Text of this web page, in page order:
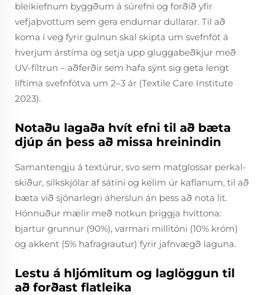
bleikiefnum byggðum á súrefni og forðið yfir
vefjaþvottum sem gera endurnar dullarar. Til að
koma í veg fyrir gulnun skal skipta um svefnföt á
hverjum árstíma og setja upp gluggabeðkjur með
UV-fíltrun – aðferðir sem hafa sýnt sig geta lengt
líftíma svefnfötva um 2–3 ár (Textile Care Institute
2023).
Notaðu lagaða hvít efni til að bæta
djúp án þess að missa hreinindin
Samantengju á textúrur, svo sem matglossar perkal-
skiður, silkskjólar af sátíni og kelim úr kaflanum, til að
bæta við sjónarlegri áherslun án þess að nota lit.
Hönnuður mælir með notkun þriggja hvíttona:
bjartur grunnur (90%), varmari millitóni (10% króm)
og akkent (5% hafragrautur) fyrir jafnvægð laguna.
Lestu á hljómlitum og laglöggun til
að forðast flatleika